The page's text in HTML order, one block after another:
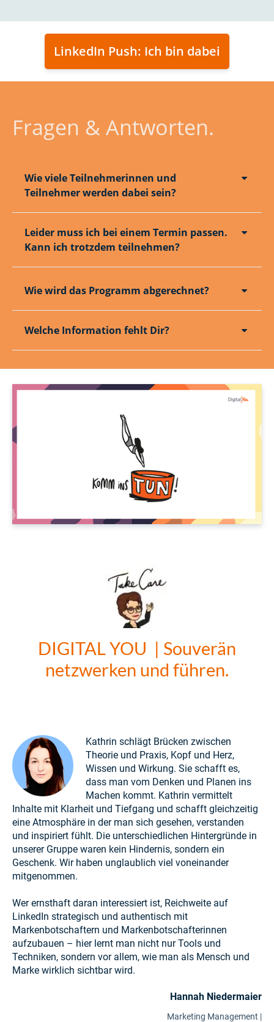
LinkedIn Push: Ich bin dabei
Fragen & Antworten.
Wie viele Teilnehmerinnen und
Teilnehmer werden dabei sein?
Leider muss ich bei einem Termin passen.
Kann ich trotzdem teilnehmen?
Wie wird das Programm abgerechnet?
Welche Information fehlt Dir?
DIGITAL YOU | Souverän
netzwerken und führen.
Kathrin schlägt Brücken zwischen
Theorie und Praxis, Kopf und Herz,
Wissen und Wirkung. Sie schafft es,
dass man vom Denken und Planen ins
Machen kommt. Kathrin vermittelt
Inhalte mit Klarheit und Tiefgang und schafft gleichzeitig
eine Atmosphäre in der man sich gesehen, verstanden
und inspiriert fühlt. Die unterschiedlichen Hintergründe in
unserer Gruppe waren kein Hindernis, sondern ein
Geschenk. Wir haben unglaublich viel voneinander
mitgenommen.
Wer ernsthaft daran interessiert ist, Reichweite auf
LinkedIn strategisch und authentisch mit
Markenbotschaftern und Markenbotschafterinnen
aufzubauen – hier lernt man nicht nur Tools und
Techniken, sondern vor allem, wie man als Mensch und
Marke wirklich sichtbar wird.
Hannah Niedermaier
Marketing Management |